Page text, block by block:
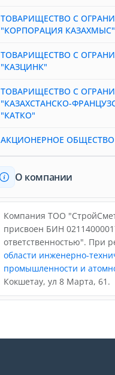
ТОВАРИЩЕСТВО С
"КОРПОРАЦИЯ КАЗАХМЫС"
ТОВАРИЩЕСТВО С
"КАЗЦИНК"
ТОВАРИЩЕСТВО С
"КАЗАХСТАНСКО-
"КАТКО"
АКЦИОНЕРНОЕ
О компании
Компания ТОО
присвоен БИН
ответственностью". При
области инженерно-
промышленности и
Кокшетау, ул 8 Марта, 61.